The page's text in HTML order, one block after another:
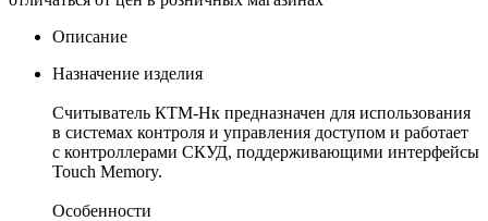
Описание
Назначение изделия
Считыватель КТМ-Нк предназначен для использования
в системах контроля и управления доступом и работает
с контроллерами СКУД, поддерживающими интерфейсы
Touch Memory.
Особенности